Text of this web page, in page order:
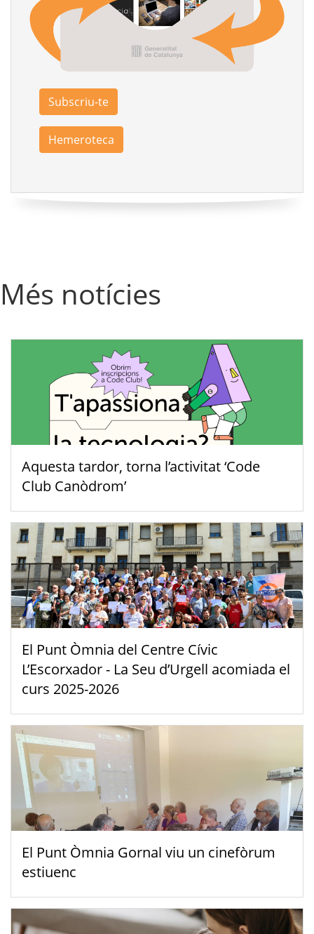
Subscriu-te
Hemeroteca
Més notícies
Aquesta tardor, torna l’activitat ‘Code
Club Canòdrom’
El Punt Òmnia del Centre Cívic
L’Escorxador - La Seu d’Urgell acomiada el
curs 2025-2026
El Punt Òmnia Gornal viu un cinefòrum
estiuenc